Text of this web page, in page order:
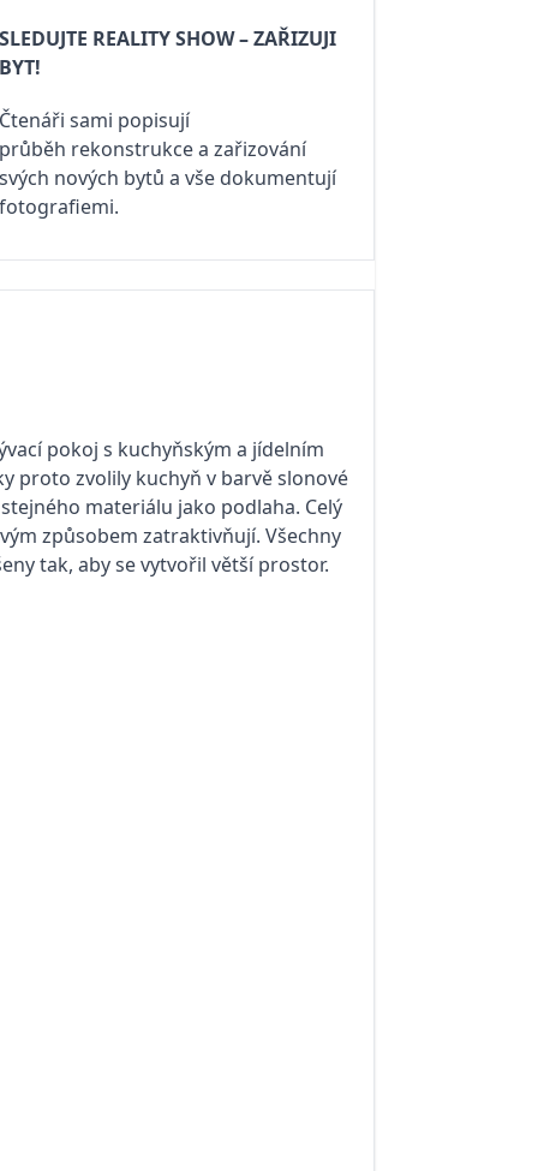
SLEDUJTE REALITY SHOW – ZAŘIZUJI
BYT!
Čtenáři sami popisují
průběh rekonstrukce a zařizování
svých nových bytů a vše dokumentují
fotografiemi.
pokoj s kuchyňským a jídelním
proto zvolily kuchyň v barvě slonové
materiálu jako podlaha. Celý
způsobem zatraktivňují. Všechny
tak, aby se vytvořil větší prostor.